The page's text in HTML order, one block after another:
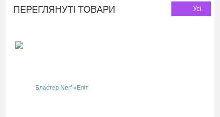
ПЕРЕГЛЯНУТІ ТОВАРИ Усі